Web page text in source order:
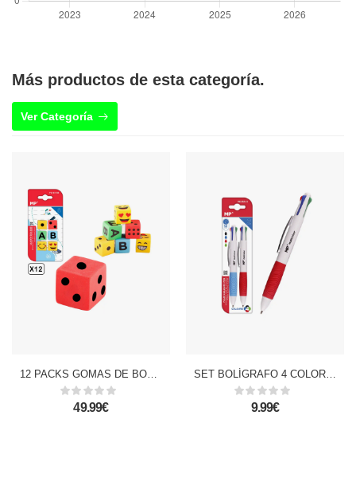
Más productos de esta categoría.
Ver Categoría
12 PACKS GOMAS DE BORRAR DADOS CREATIVOS DISEÑO C 6 Uds.
49.99€
SET BOLÍGRAFO 4 COLORES 1.0 mm 2 Uds.
9.99€